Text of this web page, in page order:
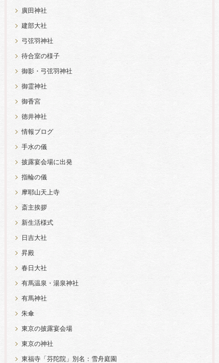
廣田神社
建部大社
弓弦羽神社
待合室の様子
御影・弓弦羽神社
御霊神社
御香宮
徳井神社
情報ブログ
手水の儀
披露宴会場に出発
指輪の儀
摩耶山天上寺
斎主挨拶
新生活様式
日吉大社
昇殿
春日大社
有馬温泉・湯泉神社
有馬神社
朱傘
東京の披露宴会場
東京の神社
東福寺「芬陀院」別名：雪舟庭園